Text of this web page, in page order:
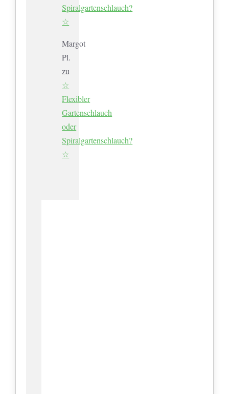
Spiralgartenschlauch?
☆
Margot
Pl.
zu
☆
Flexibler
Gartenschlauch
oder
Spiralgartenschlauch?
☆